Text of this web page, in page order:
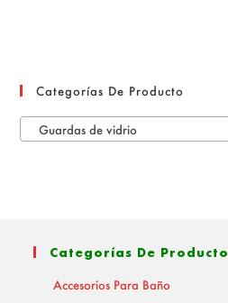
Categorías De Producto
Guardas de vidrio
Categorías De Producto
Accesorios Para Baño